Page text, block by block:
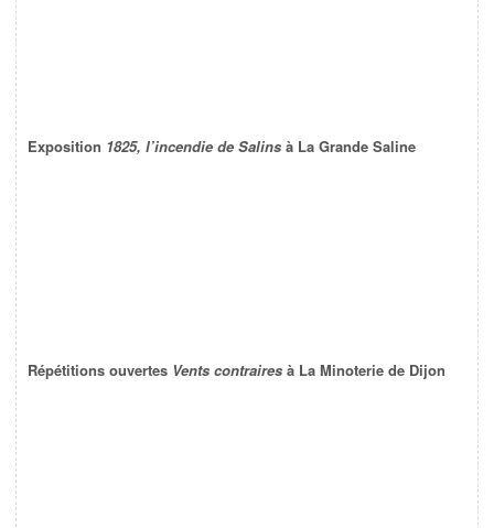
Exposition 1825, l’incendie de Salins à La Grande Saline
Répétitions ouvertes Vents contraires à La Minoterie de Dijon